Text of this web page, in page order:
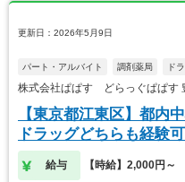
更新日：2026年5月9日
パート・アルバイト 調剤薬局 ド
株式会社ぱぱす どらっぐぱぱす
【東京都江東区】都内
ドラッグどちらも経験可
給与 【時給】2,000円～